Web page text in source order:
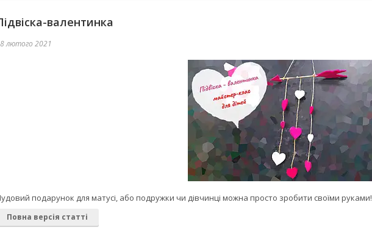
валентинка
лютого 2021
подарунок для матусі, або подружки чи дівчинці можна просто зробити своїми руками!
Повна версія статті